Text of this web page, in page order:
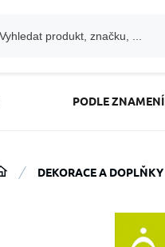
PODLE ZNAMENÍ
DEKORACE A DOPLŇKY